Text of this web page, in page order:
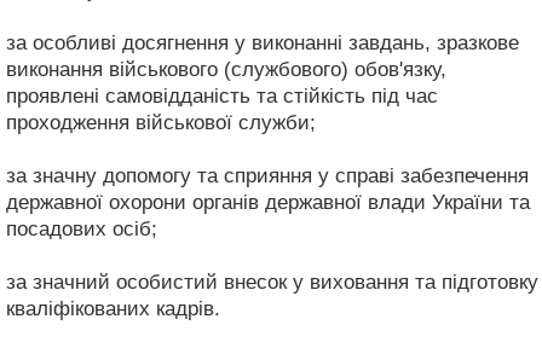
за особливі досягнення у виконанні завдань, зразкове
виконання військового (службового) обов'язку,
проявлені самовідданість та стійкість під час
проходження військової служби;
за значну допомогу та сприяння у справі забезпечення
державної охорони органів державної влади України та
посадових осіб;
за значний особистий внесок у виховання та підготовку
кваліфікованих кадрів.